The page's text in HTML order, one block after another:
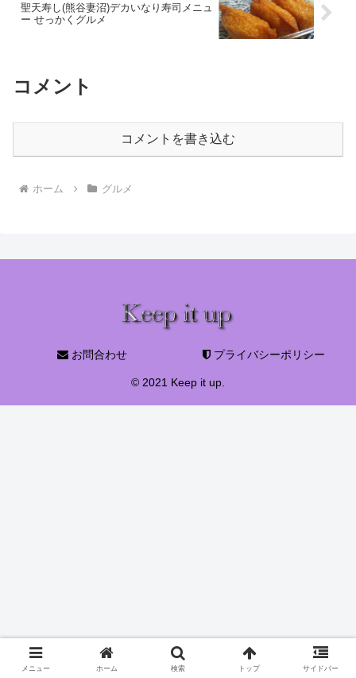
聖天寿し(熊谷妻沼)デカいなり寿司メニュ
ー せっかくグルメ
コメント
コメントを書き込む
ホーム グルメ
お問合わせ プライバシーポリシー
© 2021 Keep it up.
メニュー ホーム 検索 トップ サイドバー